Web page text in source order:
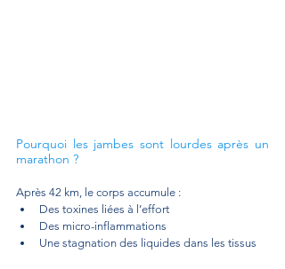
Pourquoi les jambes sont lourdes après un
marathon ?
Après 42 km, le corps accumule :
Des toxines liées à l’effort
Des micro-inflammations
Une stagnation des liquides dans les tissus